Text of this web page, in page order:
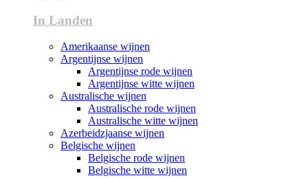
In Landen
Amerikaanse wijnen
Argentijnse wijnen
Argentijnse rode wijnen
Argentijnse witte wijnen
Australische wijnen
Australische rode wijnen
Australische witte wijnen
Azerbeidzjaanse wijnen
Belgische wijnen
Belgische rode wijnen
Belgische witte wijnen